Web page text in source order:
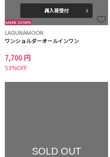
再入荷受付
LAGUNAMOON
ワンショルダーオールインワン
7,700 円
53%OFF
SOLD OUT